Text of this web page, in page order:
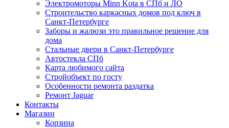
Электромоторы Minn Kota в СПб и ЛО
Строительство каркасных домов под ключ в
Санкт-Петербурге
Заборы и жалюзи это правильное решение для
дома
Стальные двери в Санкт-Петербурге
Автостекла СПб
Карта любимого сайта
Стройобъект по госту
Особенности ремонта раздатка
Ремонт Jaguar
Контакты
Магазин
Корзина